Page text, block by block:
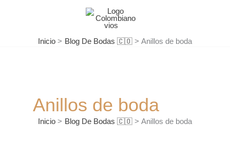
Inicio
Blog De Bodas 🇨🇴 Anillos de boda
Anillos de boda
Inicio Blog De Bodas 🇨🇴 Anillos de boda